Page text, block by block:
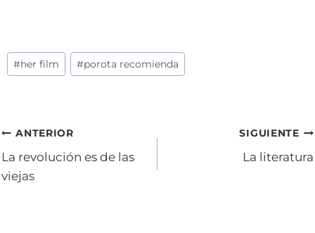
Etiquetas
de
#her film #porota recomienda
Navegación
de
ANTERIOR
La revolución es de las
viejas
SIGUIENTE
La literatura